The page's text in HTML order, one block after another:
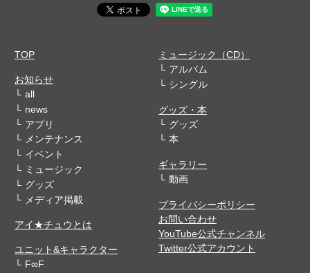
TOP
お知らせ
all
news
アプリ
メンテナンス
イベント
ミュージック
グッズ
メディア掲載
アイ★チュウとは
ユニット&キャラクター
F∞F
ミュージック（CD）
アルバム
シングル
グッズ・本
グッズ
本
ギャラリー
動画
プライバシーポリシー
お問い合わせ
YouTube公式チャンネル
Twitter公式アカウント